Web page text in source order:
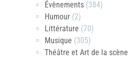
Évènements (384)
Humour (2)
Littérature (70)
Musique (305)
Théâtre et Art de la scène